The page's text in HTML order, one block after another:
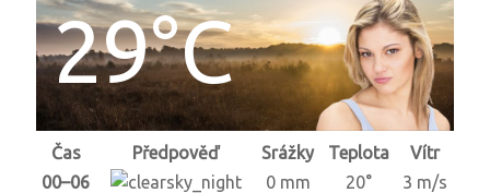
29°C
Čas Předpověď Srážky Teplota
Vítr
00–06
0 mm 20°
3 m/s